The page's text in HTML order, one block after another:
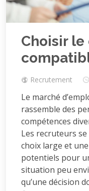
Choisir
Recrutement
Le marché
rassemble des
compétences
Les recruteurs
choix large et
potentiels pour
situation peu
qu’une décision